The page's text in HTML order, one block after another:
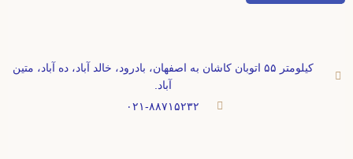
کیلومتر ۵۵ اتوبان کاشان به اصفهان، بادرود، خالد آباد، ده آباد، متین
آباد.
۰۲۱-۸۸۷۱۵۲۳۲